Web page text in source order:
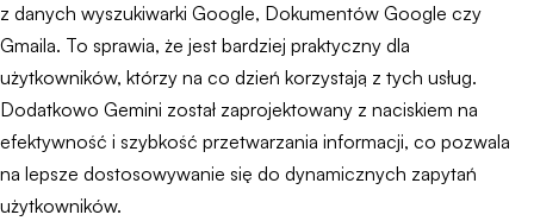
z danych wyszukiwarki Google, Dokumentów Google czy
Gmaila. To sprawia, że jest bardziej praktyczny dla
użytkowników, którzy na co dzień korzystają z tych usług.
Dodatkowo Gemini został zaprojektowany z naciskiem na
efektywność i szybkość przetwarzania informacji, co pozwala
na lepsze dostosowywanie się do dynamicznych zapytań
użytkowników.